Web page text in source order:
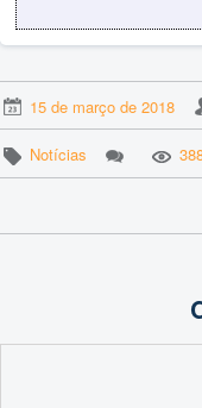
15 de março de 2018
Notícias